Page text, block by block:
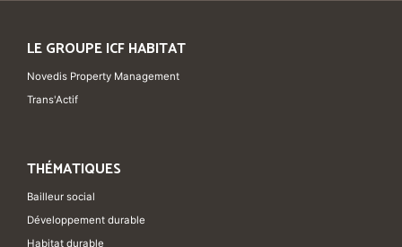
LE GROUPE ICF HABITAT
Novedis Property Management
Trans'Actif
THÉMATIQUES
Bailleur social
Développement durable
Habitat durable